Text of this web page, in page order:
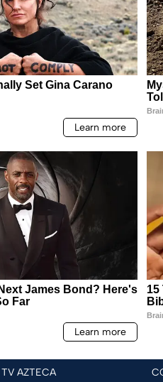
TV AZTECA